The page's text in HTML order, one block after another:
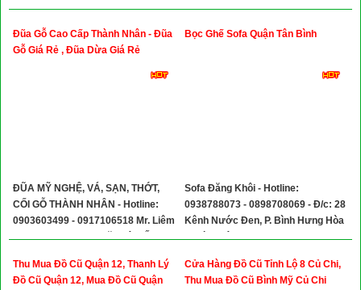
0898.708.069
Đũa Gỗ Cao Cấp Thành Nhân - Đũa
Gỗ Giá Rẻ , Đũa Dừa Giá Rẻ
ĐŨA MỸ NGHỆ, VÁ, SẠN, THỚT,
CỐI GỖ THÀNH NHÂN - Hotline:
0903603499 - 0917106518 Mr. Liêm
- Địa chỉ: B8B/7 Võ Văn Vân, Ấp 2A,
Bọc Ghế Sofa Quận Tân Bình
Sofa Đăng Khôi - Hotline:
0938788073 - 0898708069 - Đ/c: 28
Kênh Nước Đen, P. Bình Hưng Hòa
A, Bình Tân
Thu Mua Đồ Cũ Quận 12, Thanh Lý
Đồ Cũ Quận 12, Mua Đồ Cũ Quận
Cửa Hàng Đồ Cũ Tỉnh Lộ 8 Củ Chi,
Thu Mua Đồ Cũ Bình Mỹ Củ Chi